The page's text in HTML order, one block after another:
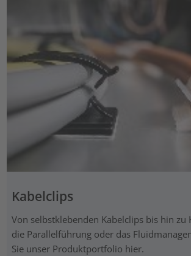
Kabelclips
Von selbstklebenden Kabelclips bis hin zu
die Parallelführung oder das
Sie unser Produktportfolio hier.